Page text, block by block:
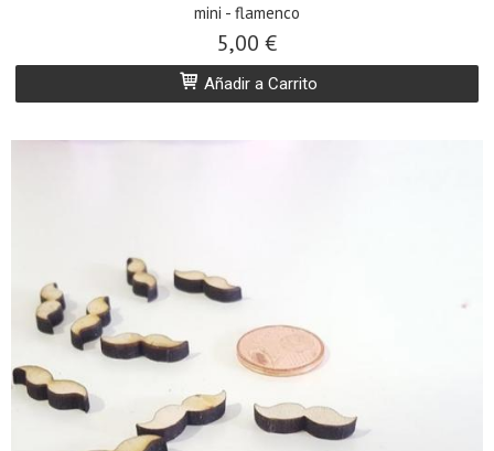
mini - flamenco
5,00 €
Añadir a Carrito